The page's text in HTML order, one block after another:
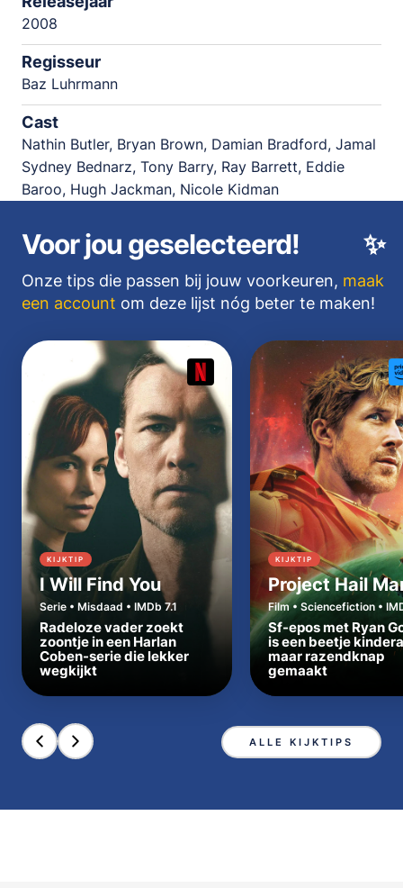
2008
Regisseur
Baz Luhrmann
Cast
Nathin Butler, Bryan Brown, Damian Bradford, Jamal
Sydney Bednarz, Tony Barry, Ray Barrett, Eddie
Baroo, Hugh Jackman, Nicole Kidman
✨
Voor jou geselecteerd!
Onze tips die passen bij jouw voorkeuren, maak
een account om deze lijst nóg beter te maken!
KIJKTIP
I Will Find You
Serie • Misdaad • IMDb 7.1
Radeloze vader zoekt
zoontje in een Harlan
Coben-serie die lekker
wegkijkt
KIJKTIP
Project Hail
Film • Sciencefiction •
Sf-epos met Ryan
is een beetje
maar razendknap
gemaakt
ALLE KIJKTIPS